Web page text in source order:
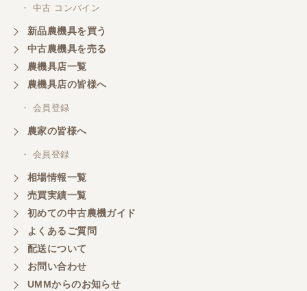
三重県／山本
共立シュレッターを受け取りました。 状態は問題な
く、エンジンも調子がよさそうです。 ありがとうご
ざいました。
三重県／
嫌な顔をせずに一生懸命頑張ってくれる中山さんに
感謝しています。ここで3台買いましたが、これから
もよろしくお願いしたいです。
三重県／
初めてコンバインを買いに行ったのですが、とても
明るい方に担当していただき細かく説明して下さっ
てとても嬉しかったです。
・ 中古 コンバイン
新品農機具を買う
中古農機具を売る
農機具店一覧
農機具店の皆様へ
・ 会員登録
農家の皆様へ
・ 会員登録
相場情報一覧
売買実績一覧
初めての中古農機ガイド
よくあるご質問
配送について
お問い合わせ
UMMからのお知らせ